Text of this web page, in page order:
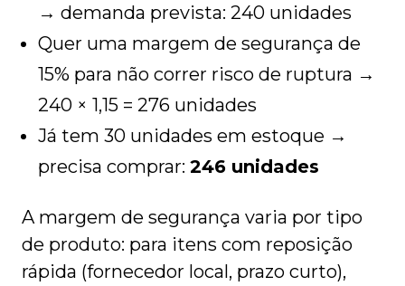
→ demanda prevista: 240 unidades
Quer uma margem de segurança de
15% para não correr risco de ruptura →
240 × 1,15 = 276 unidades
Já tem 30 unidades em estoque →
precisa comprar: 246 unidades
A margem de segurança varia por tipo
de produto: para itens com reposição
rápida (fornecedor local, prazo curto),